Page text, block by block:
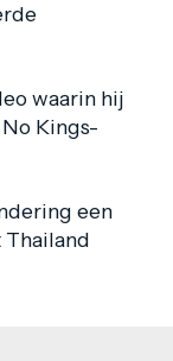
waarin hij
Kings-
een
Thailand